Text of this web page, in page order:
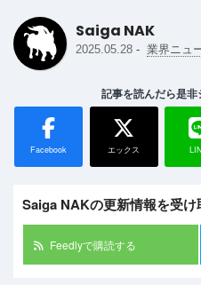
Saiga NAK
2025.05.28 - 業界ニュ
記事を読んだら是
Facebook エックス
Saiga NAKの更新情報を受け
Feedlyで購読する